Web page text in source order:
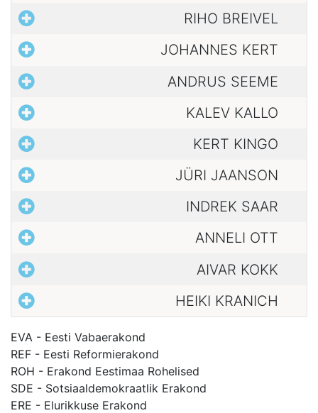
RIHO BREIVEL
JOHANNES KERT
ANDRUS SEEME
KALEV KALLO
KERT KINGO
JÜRI JAANSON
INDREK SAAR
ANNELI OTT
AIVAR KOKK
HEIKI KRANICH
EVA - Eesti Vabaerakond
REF - Eesti Reformierakond
ROH - Erakond Eestimaa Rohelised
SDE - Sotsiaaldemokraatlik Erakond
ERE - Elurikkuse Erakond